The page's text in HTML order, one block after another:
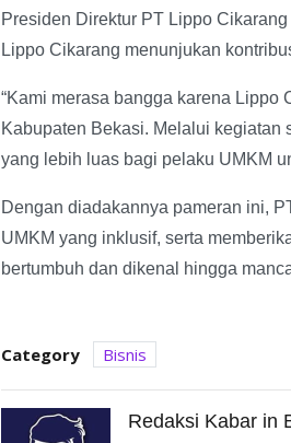
Presiden Direktur PT Lippo
Lippo Cikarang menunjukan
“Kami merasa bangga karena
Kabupaten Bekasi. Melalui kegiatan
yang lebih luas bagi pelaku UMKM
Dengan diadakannya pameran ini,
UMKM yang inklusif, serta
bertumbuh dan dikenal hingga
Category Bisnis
Redaksi Kabar in